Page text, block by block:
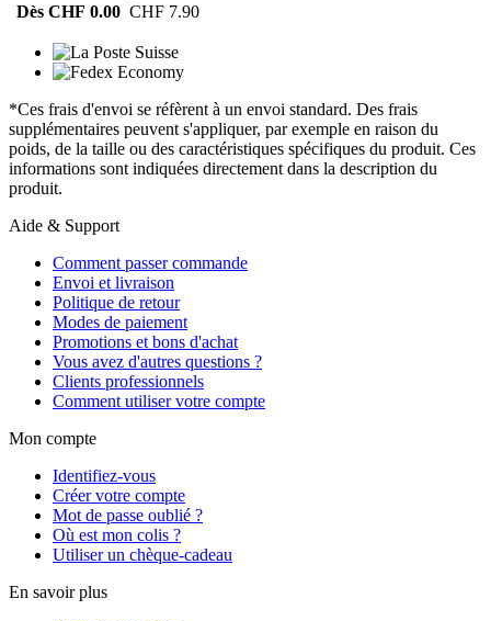
Dès CHF 0.00 CHF 7.90
*Ces frais d'envoi se réfèrent à un envoi standard. Des frais
supplémentaires peuvent s'appliquer, par exemple en raison du
poids, de la taille ou des caractéristiques spécifiques du produit. Ces
informations sont indiquées directement dans la description du
produit.
Aide & Support
Comment passer commande
Envoi et livraison
Politique de retour
Modes de paiement
Promotions et bons d'achat
Vous avez d'autres questions ?
Clients professionnels
Comment utiliser votre compte
Mon compte
Identifiez-vous
Créer votre compte
Mot de passe oublié ?
Où est mon colis ?
Utiliser un chèque-cadeau
En savoir plus